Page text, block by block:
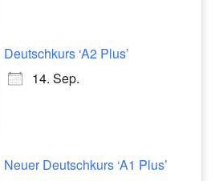
Deutschkurs ‘A2 Plus’
14. Sep.
Neuer Deutschkurs ‘A1 Plus’